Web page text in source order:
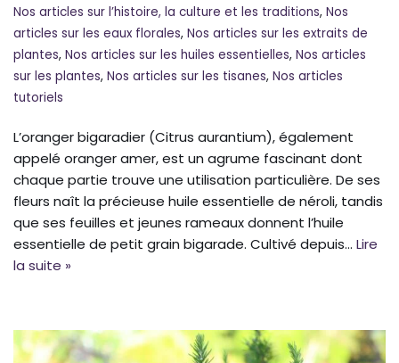
Nos articles sur l’histoire, la culture et les traditions, Nos
articles sur les eaux florales, Nos articles sur les extraits de
plantes, Nos articles sur les huiles essentielles, Nos articles
sur les plantes, Nos articles sur les tisanes, Nos articles
tutoriels
L’oranger bigaradier (Citrus aurantium), également
appelé oranger amer, est un agrume fascinant dont
chaque partie trouve une utilisation particulière. De ses
fleurs naît la précieuse huile essentielle de néroli, tandis
que ses feuilles et jeunes rameaux donnent l’huile
essentielle de petit grain bigarade. Cultivé depuis… Lire
la suite »